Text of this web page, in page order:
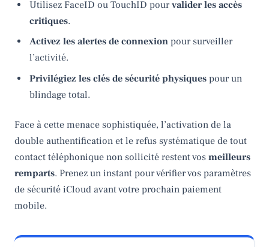
Utilisez FaceID ou TouchID pourvalider les accès
critiques.
Activez les alertes de connexionpour surveiller
l’activité.
Privilégiez les clés de sécurité physiquespour un
blindage total.
Face à cette menace sophistiquée, l’activation de la
double authentification et le refus systématique de tout
contact téléphonique non sollicité restent vos meilleurs
remparts. Prenez un instant pour vérifier vos paramètres
de sécurité iCloud avant votre prochain paiement
mobile.